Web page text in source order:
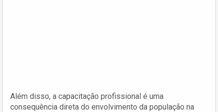
Além disso, a capacitação profissional é uma
consequência direta do envolvimento da população na